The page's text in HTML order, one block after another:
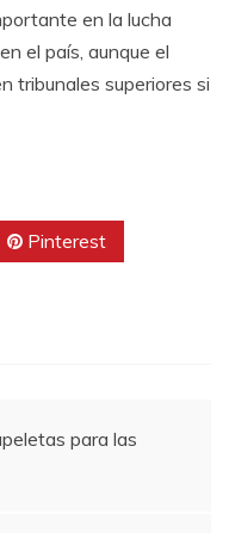
en la lucha
el país, aunque el
tribunales superiores si
Pinterest
para las